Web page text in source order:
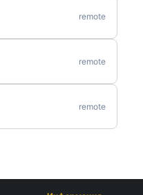
remote
remote
remote